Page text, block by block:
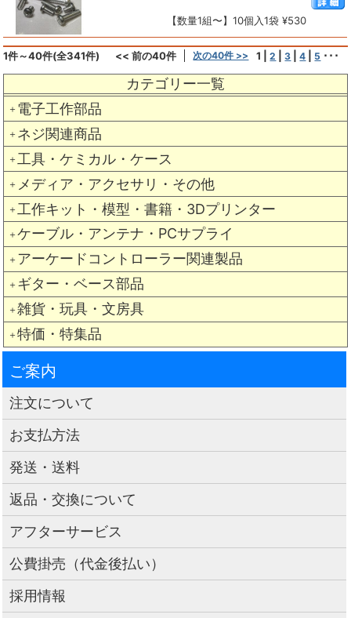
カテゴリー一覧
＋ 電子工作部品
＋ ネジ関連商品
＋ 工具・ケミカル・ケース
＋ メディア・アクセサリ・その他
＋ 工作キット・模型・書籍・3Dプリンター
＋ ケーブル・アンテナ・PCサプライ
＋ アーケードコントローラー関連製品
＋ ギター・ベース部品
＋ 雑貨・玩具・文房具
＋ 特価・特集品
【数量1組〜】10個入1袋 ¥530
1件～40件(全341件) << 前の40件 次の40件 >> 1 |2 |3 |4 5 ･･･
ご案内
注文について
お支払方法
発送・送料
返品・交換について
アフターサービス
公費掛売（代金後払い）
採用情報